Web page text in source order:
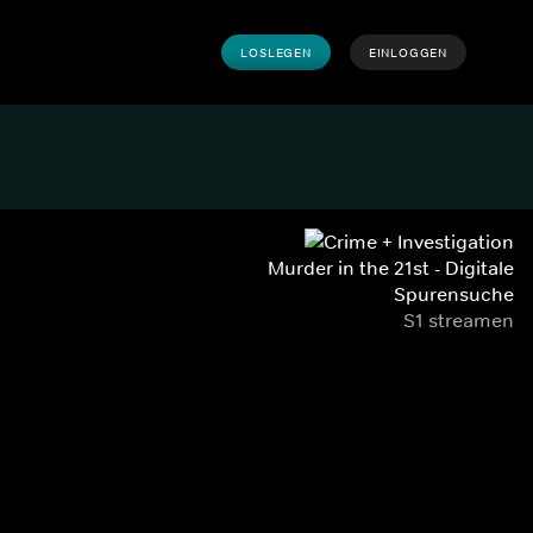
LOSLEGEN EINLOGGEN
Murder in the 21st - Digitale
Spurensuche
S1 streamen